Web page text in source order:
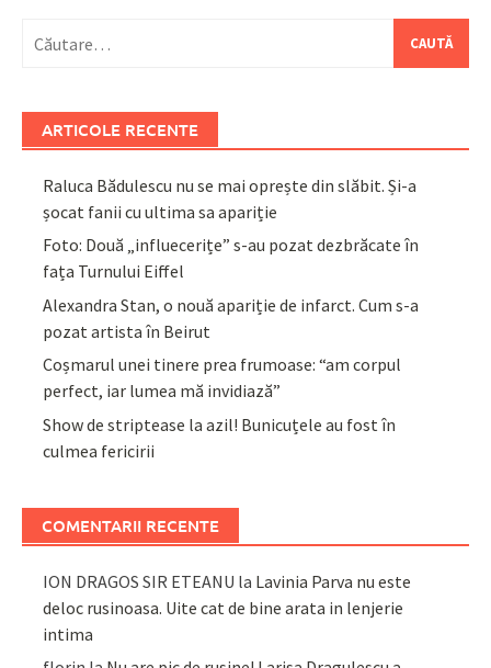
după:
ARTICOLE RECENTE
Raluca Bădulescu nu se mai oprește din slăbit. Și-a
șocat fanii cu ultima sa apariție
Foto: Două „influecerițe” s-au pozat dezbrăcate în
fața Turnului Eiffel
Alexandra Stan, o nouă apariție de infarct. Cum s-a
pozat artista în Beirut
Coșmarul unei tinere prea frumoase: “am corpul
perfect, iar lumea mă invidiază”
Show de striptease la azil! Bunicuțele au fost în
culmea fericirii
COMENTARII RECENTE
ION DRAGOS SIR ETEANU la Lavinia Parva nu este
deloc rusinoasa. Uite cat de bine arata in lenjerie
intima